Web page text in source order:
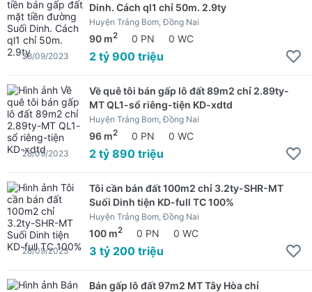
Dinh. Cách ql1 chỉ 50m. 2.9ty
Huyện Trảng Bom, Đồng Nai
90 m2 0 PN 0 WC
2 tỷ 900 triệu
28/09/2023
Về quê tôi bán gấp lô đất 89m2 chỉ 2.89ty-
MT QL1-sổ riêng-tiện KD-xdtd
Huyện Trảng Bom, Đồng Nai
96 m2 0 PN 0 WC
2 tỷ 890 triệu
28/09/2023
Tôi cần bán đất 100m2 chỉ 3.2ty-SHR-MT
Suối Dinh tiện KD-full TC 100%
Huyện Trảng Bom, Đồng Nai
100 m2 0 PN 0 WC
3 tỷ 200 triệu
28/09/2023
Bán gấp lô đất 97m2 MT Tây Hòa chỉ